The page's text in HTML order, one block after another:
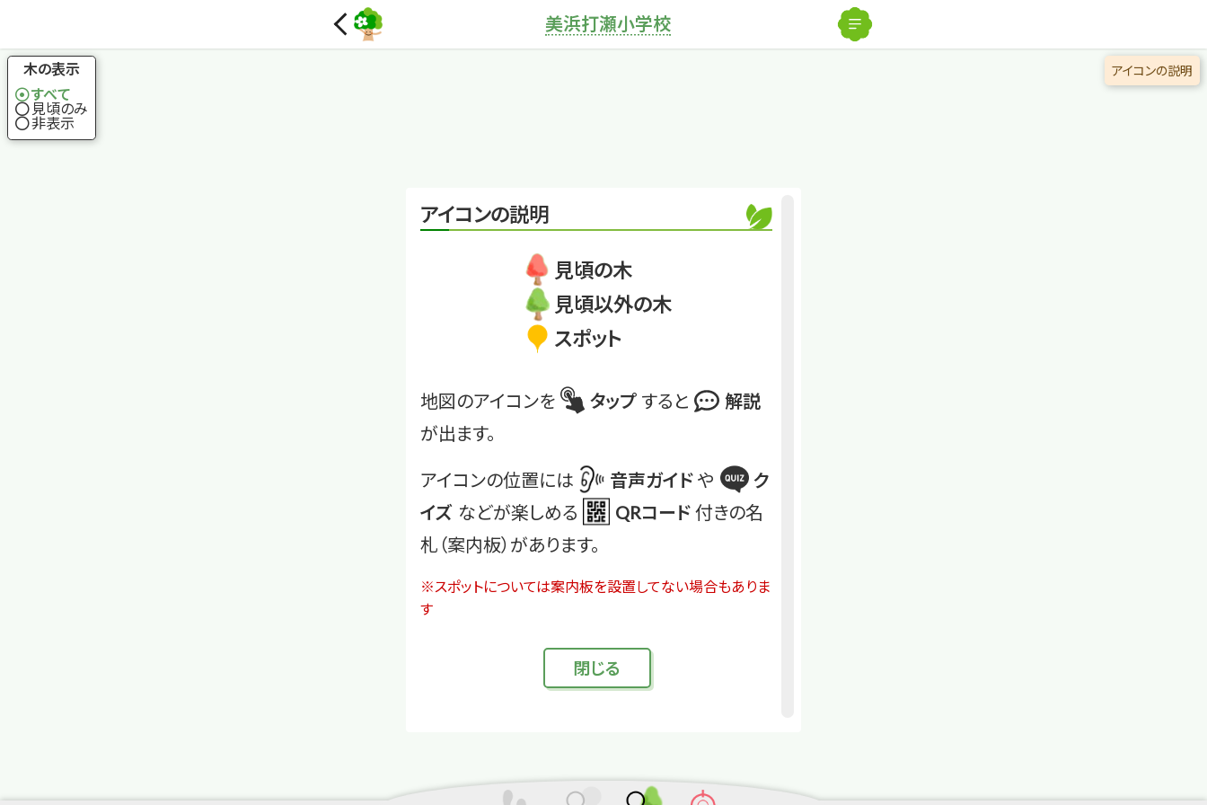
アイコンの説明
見頃の木
見頃以外の木
スポット
地図のアイコンを タップ すると
解説
が出ます。
アイコンの位置には 音声ガイド や
ク
イズ などが楽しめる QRコード 付きの名
札（案内板）があります。
※スポットについては案内板を設置してない場合もありま
す
閉じる
美浜打瀬小学校
ユズリハ ×
木の表示
すべて
見頃のみ
非表示
アイコンの説明